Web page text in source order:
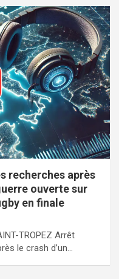
recherches après
ouverte sur
en finale
TROPEZ Arrêt
le crash d’un…